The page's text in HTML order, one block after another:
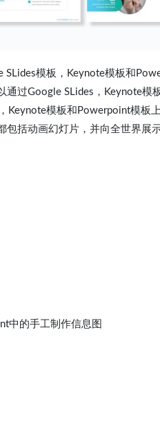
SLides模板，Keynote模板和
通过Google SLides，Keynote模
Keynote模板和Powerpoint模板
包括动画幻灯片，并向全世界展
中的手工制作信息图